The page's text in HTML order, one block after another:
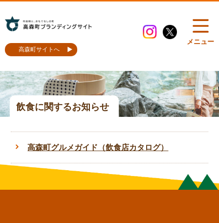
高森町サイトへ
メニュー
飲食に関するお知らせ
高森町グルメガイド（飲食店カタログ）